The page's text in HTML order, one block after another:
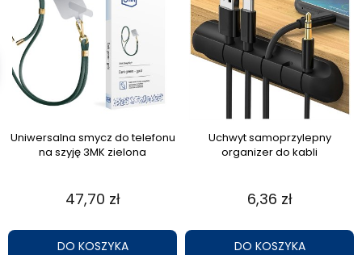
Uniwersalna smycz do telefonu
na szyję 3MK zielona
47,70 zł
DO KOSZYKA
Uchwyt samoprzylepny
organizer do kabli
6,36 zł
DO KOSZYKA